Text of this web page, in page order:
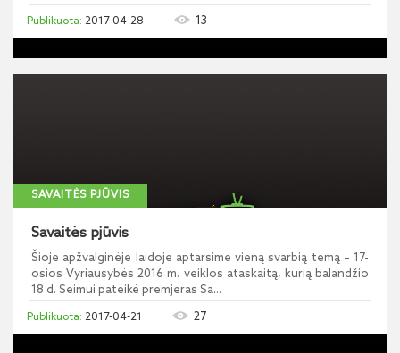
2017-04-28 13
SAVAITĖS PJŪVIS
Savaitės pjūvis
Šioje apžvalginėje laidoje aptarsime vieną svarbią temą – 17-
osios Vyriausybės 2016 m. veiklos ataskaitą, kurią balandžio
18 d. Seimui pateikė premjeras Sa...
2017-04-21 27